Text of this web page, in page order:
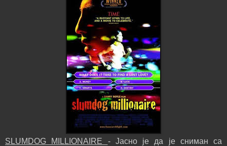
SLUMDOG MILLIONAIRE - Јасно је да је сниман са